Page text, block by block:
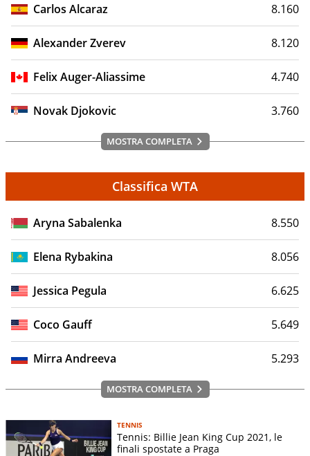
Carlos Alcaraz 8.160
Alexander Zverev 8.120
Felix Auger-Aliassime 4.740
Novak Djokovic 3.760
MOSTRA COMPLETA
Classifica WTA
Aryna Sabalenka 8.550
Elena Rybakina 8.056
Jessica Pegula 6.625
Coco Gauff 5.649
Mirra Andreeva 5.293
MOSTRA COMPLETA
TENNIS
Tennis: Billie Jean King Cup 2021, le
finali spostate a Praga